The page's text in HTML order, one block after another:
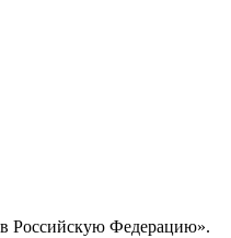
в Российскую Федерацию».